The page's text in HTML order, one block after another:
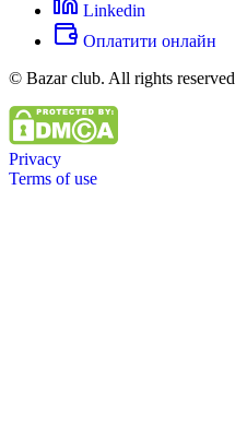
Linkedin
Оплатити онлайн
© Bazar club. All rights reserved
Privacy
Terms of use